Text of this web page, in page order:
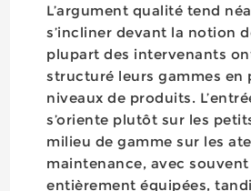
L’argument qualité tend
s’incliner devant la notion
plupart des intervenants
structuré leurs gammes en
niveaux de produits.
s’oriente plutôt sur les
milieu de gamme sur les
maintenance, avec
entièrement équipées,